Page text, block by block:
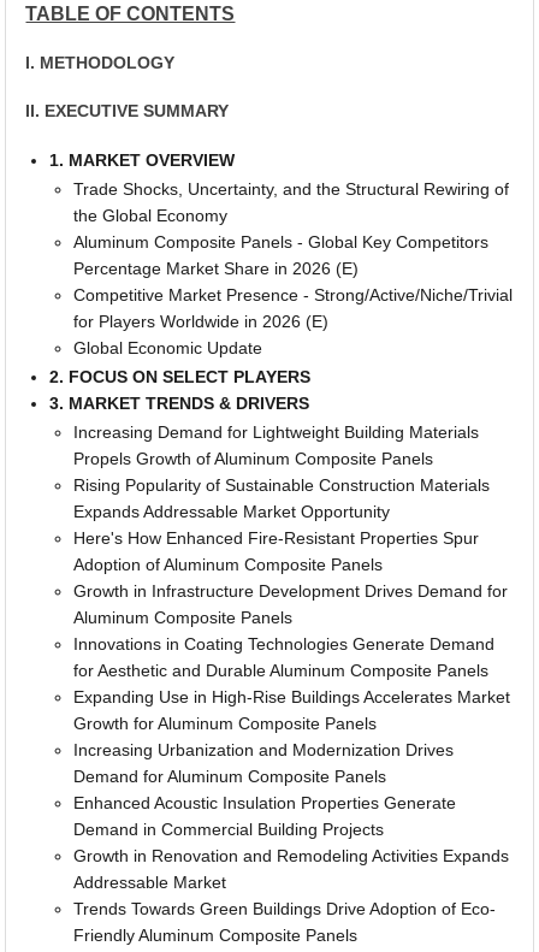
TABLE OF CONTENTS
I. METHODOLOGY
II. EXECUTIVE SUMMARY
1. MARKET OVERVIEW
Trade Shocks, Uncertainty, and the Structural Rewiring of
the Global Economy
Aluminum Composite Panels - Global Key Competitors
Percentage Market Share in 2026 (E)
Competitive Market Presence - Strong/Active/Niche/Trivial
for Players Worldwide in 2026 (E)
Global Economic Update
2. FOCUS ON SELECT PLAYERS
3. MARKET TRENDS & DRIVERS
Increasing Demand for Lightweight Building Materials
Propels Growth of Aluminum Composite Panels
Rising Popularity of Sustainable Construction Materials
Expands Addressable Market Opportunity
Here's How Enhanced Fire-Resistant Properties Spur
Adoption of Aluminum Composite Panels
Growth in Infrastructure Development Drives Demand for
Aluminum Composite Panels
Innovations in Coating Technologies Generate Demand
for Aesthetic and Durable Aluminum Composite Panels
Expanding Use in High-Rise Buildings Accelerates Market
Growth for Aluminum Composite Panels
Increasing Urbanization and Modernization Drives
Demand for Aluminum Composite Panels
Enhanced Acoustic Insulation Properties Generate
Demand in Commercial Building Projects
Growth in Renovation and Remodeling Activities Expands
Addressable Market
Trends Towards Green Buildings Drive Adoption of Eco-
Friendly Aluminum Composite Panels